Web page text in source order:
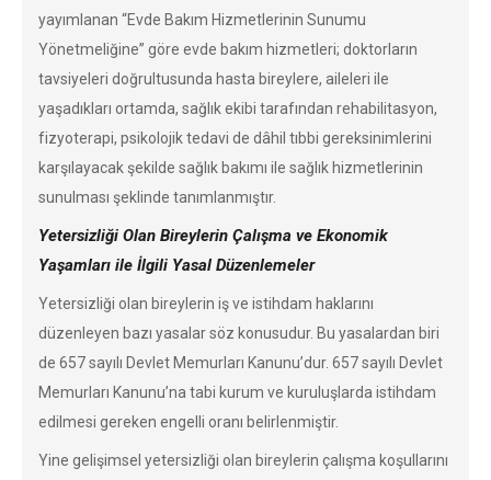
yayımlanan “Evde Bakım Hizmetlerinin Sunumu
Yönetmeliğine” göre evde bakım hizmetleri; doktorların
tavsiyeleri doğrultusunda hasta bireylere, aileleri ile
yaşadıkları ortamda, sağlık ekibi tarafından rehabilitasyon,
fizyoterapi, psikolojik tedavi de dâhil tıbbi gereksinimlerini
karşılayacak şekilde sağlık bakımı ile sağlık hizmetlerinin
sunulması şeklinde tanımlanmıştır.
Yetersizliği Olan Bireylerin Çalışma ve Ekonomik
Yaşamları ile İlgili Yasal Düzenlemeler
Yetersizliği olan bireylerin iş ve istihdam haklarını
düzenleyen bazı yasalar söz konusudur. Bu yasalardan biri
de 657 sayılı Devlet Memurları Kanunu’dur. 657 sayılı Devlet
Memurları Kanunu’na tabi kurum ve kuruluşlarda istihdam
edilmesi gereken engelli oranı belirlenmiştir.
Yine gelişimsel yetersizliği olan bireylerin çalışma koşullarını